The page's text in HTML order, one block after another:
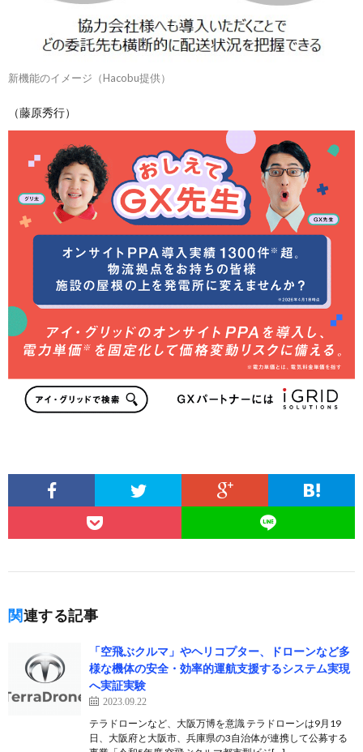
新機能のイメージ（Hacobu提供）
（藤原秀行）
関連する記事
「空飛ぶクルマ」やヘリコプター、ドローンなど多
様な機体の安全・効率的運航支援するシステム実現
へ実証実験
2023.09.22
テラドローンなど、大阪万博を意識 テラドローンは9月19
日、大阪府と大阪市、兵庫県の3自治体が連携して公募する